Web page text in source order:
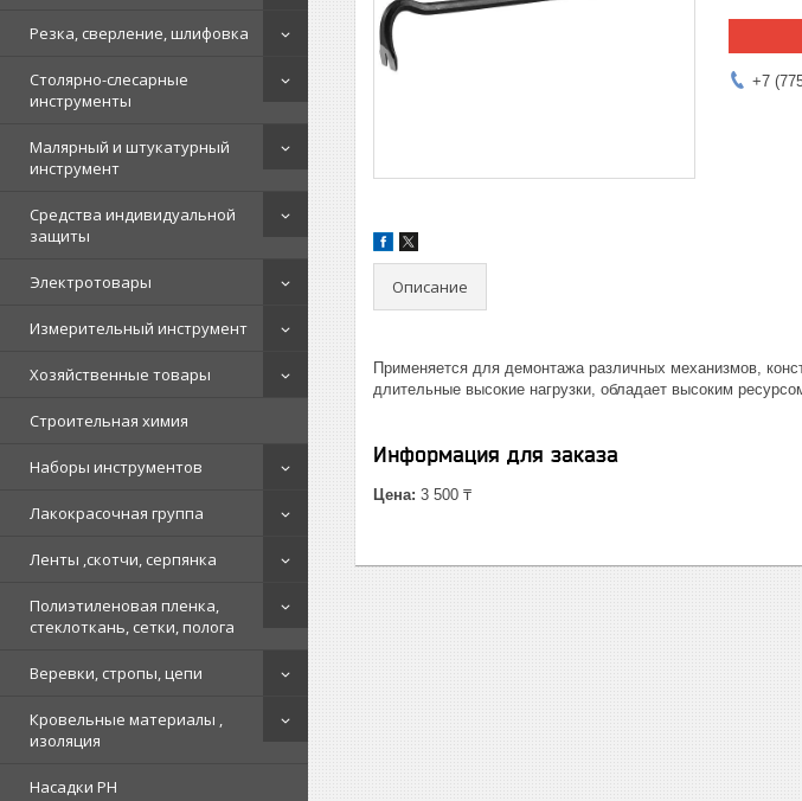
Резка, сверление, шлифовка
Столярно-слесарные
инструменты
Малярный и штукатурный
инструмент
Средства индивидуальной
защиты
Электротовары
Измерительный инструмент
Хозяйственные товары
Строительная химия
Наборы инструментов
Лакокрасочная группа
Ленты ,скотчи, серпянка
Полиэтиленовая пленка,
стеклоткань, сетки, полога
Веревки, стропы, цепи
Кровельные материалы ,
изоляция
Насадки PH
+7
Описание
Применяется для демонтажа различных механизмов,
длительные высокие нагрузки, обладает высоким
Информация для заказа
Цена: 3 500 ₸